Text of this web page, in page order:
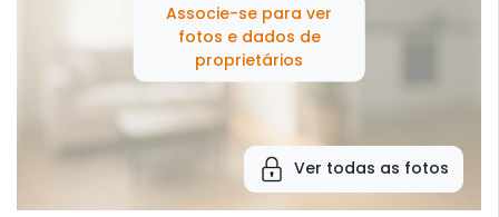
Associe-se para ver
fotos e dados de
proprietários
Ver todas as fotos